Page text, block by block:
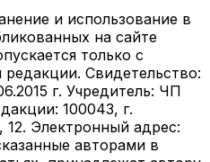
и использование в
на сайте
только с
Свидетельство:
г. Учредитель: ЧП
100043, г.
Электронный адрес:
авторами в